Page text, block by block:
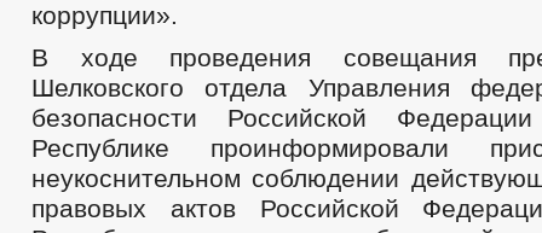
коррупции».
В ходе проведения совещания
Шелковского отдела Управления
безопасности Российской
Республике проинформировали
неукоснительном соблюдении
правовых актов Российской